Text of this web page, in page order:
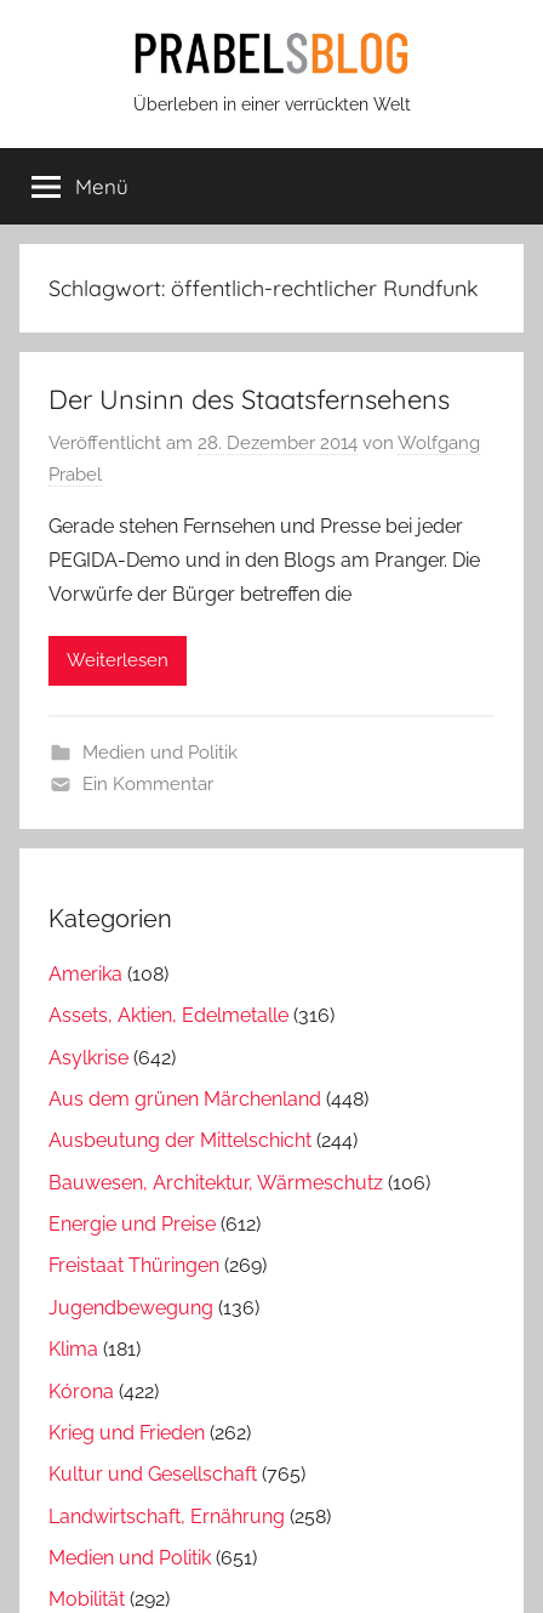
Prabels
Blog
Überleben in einer verrückten Welt
Menü
Schlagwort: öffentlich-rechtlicher Rundfunk
Der Unsinn des Staatsfernsehens
Veröffentlicht am 28. Dezember 2014 von Wolfgang
Prabel
Gerade stehen Fernsehen und Presse bei jeder
PEGIDA-Demo und in den Blogs am Pranger. Die
Vorwürfe der Bürger betreffen die
Weiterlesen
Medien und Politik
Ein Kommentar
Kategorien
Amerika (108)
Assets, Aktien, Edelmetalle (316)
Asylkrise (642)
Aus dem grünen Märchenland (448)
Ausbeutung der Mittelschicht (244)
Bauwesen, Architektur, Wärmeschutz (106)
Energie und Preise (612)
Freistaat Thüringen (269)
Jugendbewegung (136)
Klima (181)
Kórona (422)
Krieg und Frieden (262)
Kultur und Gesellschaft (765)
Landwirtschaft, Ernährung (258)
Medien und Politik (651)
Mobilität (292)